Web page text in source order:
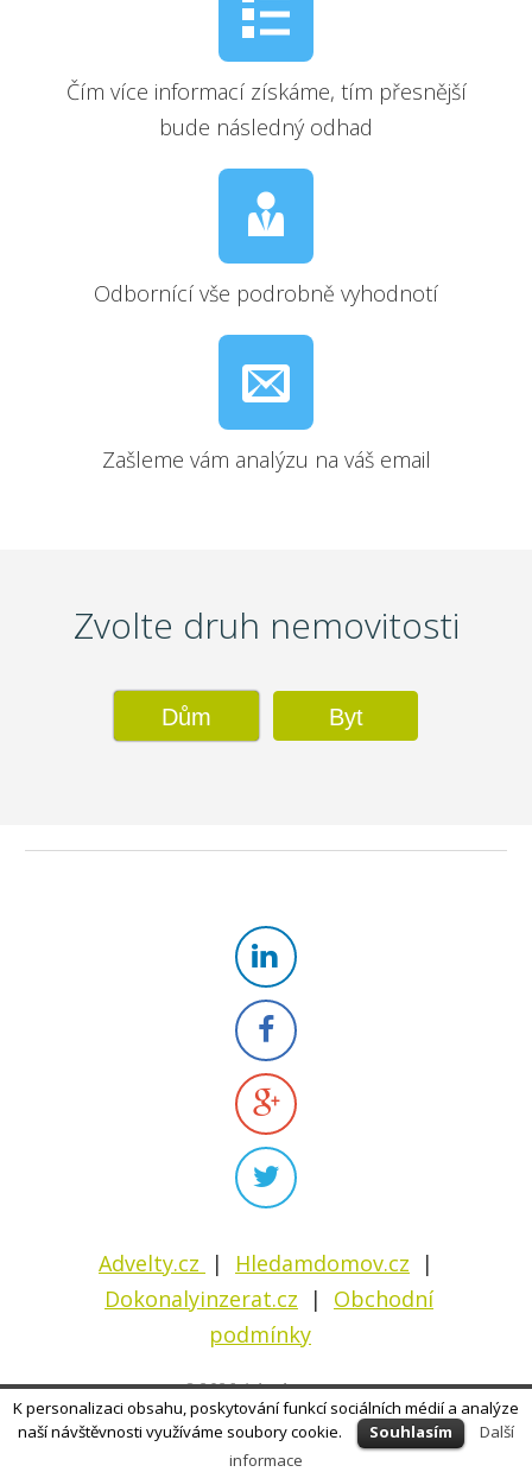
Čím více informací získáme, tím přesnější
bude následný odhad
Odbornící vše podrobně vyhodnotí
Zašleme vám analýzu na váš email
Zvolte druh nemovitosti
Dům Byt
Advelty.cz | H ledamdomov.cz |
D okonalyinzerat.cz | Obchodní
podmínky
© 2026 Advelty s. r. o.
K personalizaci obsahu, poskytování funkcí sociálních médií a analýze
naší návštěvnosti využíváme soubory cookie.
Souhlasím
Další
informace